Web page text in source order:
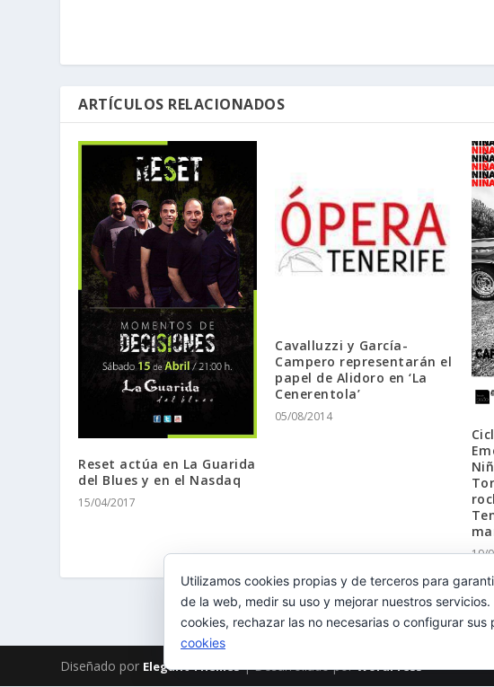
ARTÍCULOS RELACIONADOS
Reset actúa en La Guarida
del Blues y en el Nasdaq
15/04/2017
Cavalluzzi y García-
Campero representarán el
papel de Alidoro en ‘La
Cenerentola’
05/08/2014
19/
Diseñado por Elegant Themes| Desarrollado porWordPress
Utilizamos cookies propias y de terceros para
de la web, medir su uso y mejorar nuestros
cookies, rechazar las no necesarias o configurar sus
cookies